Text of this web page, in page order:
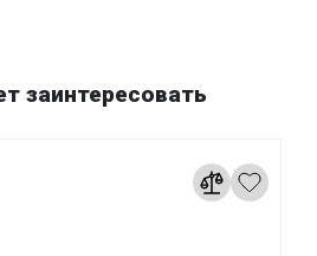
заинтересовать